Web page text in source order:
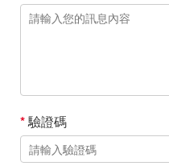
*驗證碼